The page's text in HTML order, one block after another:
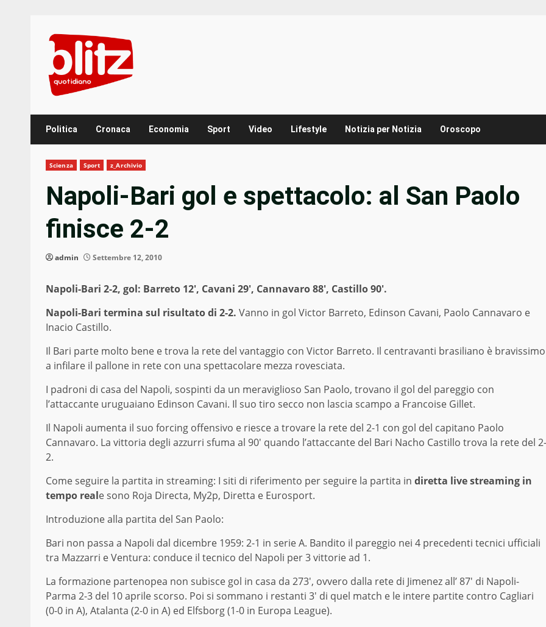
content
Politica Cronaca Economia Sport Video Lifestyle Notizia per Notizia Oroscopo
Scienza Sport z_Archivio
Napoli-Bari gol e spettacolo: al San Paolo
finisce 2-2
admin Settembre 12, 2010
Napoli-Bari 2-2, gol: Barreto 12′, Cavani 29′, Cannavaro 88′, Castillo 90′.
Napoli-Bari termina sul risultato di 2-2. Vanno in gol Victor Barreto, Edinson Cavani, Paolo Cannavaro e
Inacio Castillo.
Il Bari parte molto bene e trova la rete del vantaggio con Victor Barreto. Il centravanti brasiliano è bravissimo
a infilare il pallone in rete con una spettacolare mezza rovesciata.
I padroni di casa del Napoli, sospinti da un meraviglioso San Paolo, trovano il gol del pareggio con
l’attaccante uruguaiano Edinson Cavani. Il suo tiro secco non lascia scampo a Francoise Gillet.
Il Napoli aumenta il suo forcing offensivo e riesce a trovare la rete del 2-1 con gol del capitano Paolo
Cannavaro. La vittoria degli azzurri sfuma al 90′ quando l’attaccante del Bari Nacho Castillo trova la rete del 2-
2.
Come seguire la partita in streaming: I siti di riferimento per seguire la partita in diretta live streaming in
tempo reale sono Roja Directa, My2p, Diretta e Eurosport.
Introduzione alla partita del San Paolo:
Bari non passa a Napoli dal dicembre 1959: 2-1 in serie A. Bandito il pareggio nei 4 precedenti tecnici ufficiali
tra Mazzarri e Ventura: conduce il tecnico del Napoli per 3 vittorie ad 1.
La formazione partenopea non subisce gol in casa da 273′, ovvero dalla rete di Jimenez all’ 87′ di Napoli-
Parma 2-3 del 10 aprile scorso. Poi si sommano i restanti 3′ di quel match e le intere partite contro Cagliari
(0-0 in A), Atalanta (2-0 in A) ed Elfsborg (1-0 in Europa League).